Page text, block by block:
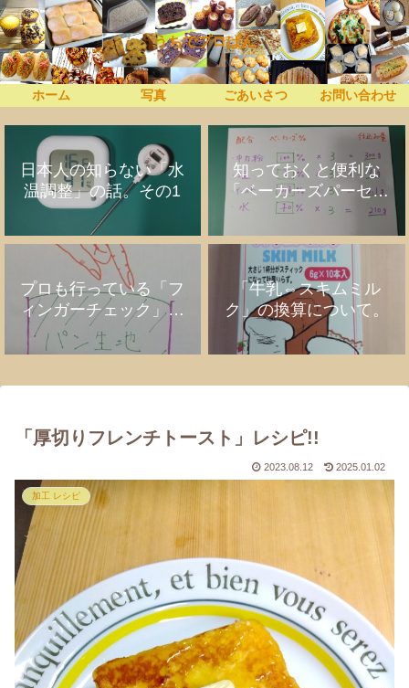
うちでプロぱん
ホーム 写真 ごあいさつ お問い合わせ
日本人の知らない「水
温調整」の話。その1
知っておくと便利な
「ベーカーズパーセン
ト」の話
プロも行っている「フ
ィンガーチェック」の
話。
「牛乳⇔スキムミル
ク」の換算について。
「厚切りフレンチトースト」レシピ!!
2023.08.12 2025.01.02
加工 レシピ